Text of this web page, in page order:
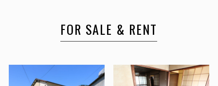
FOR SALE & RENT